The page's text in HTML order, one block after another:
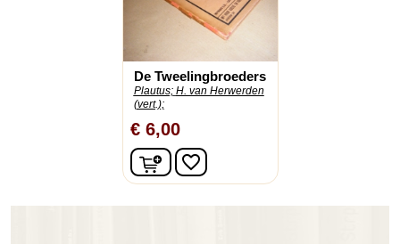
De Tweelingbroeders
Plautus; H. van Herwerden
(vert.);
€ 6,00
In winkelwagen
favorite_border